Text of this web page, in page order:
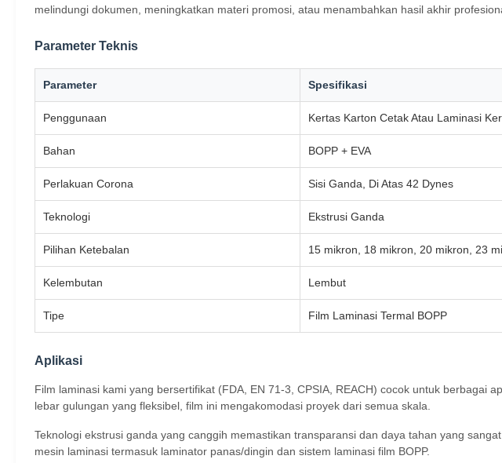
melindungi dokumen, meningkatkan materi promosi, atau menambahkan hasil akhir
Parameter Teknis
Parameter Spesifikasi
Penggunaan Kertas Karton Cetak Atau Laminasi
Bahan BOPP + EVA
Perlakuan Corona Sisi Ganda, Di Atas 42 Dynes
Teknologi Ekstrusi Ganda
Pilihan Ketebalan 15 mikron, 18 mikron, 20 mikron, 23
Kelembutan Lembut
Tipe Film Laminasi Termal BOPP
Aplikasi
Film laminasi kami yang bersertifikat (FDA, EN 71-3, CPSIA, REACH) cocok untuk
lebar gulungan yang fleksibel, film ini mengakomodasi proyek dari semua skala.
Teknologi ekstrusi ganda yang canggih memastikan transparansi dan daya tahan yang
mesin laminasi termasuk laminator panas/dingin dan sistem laminasi film BOPP.